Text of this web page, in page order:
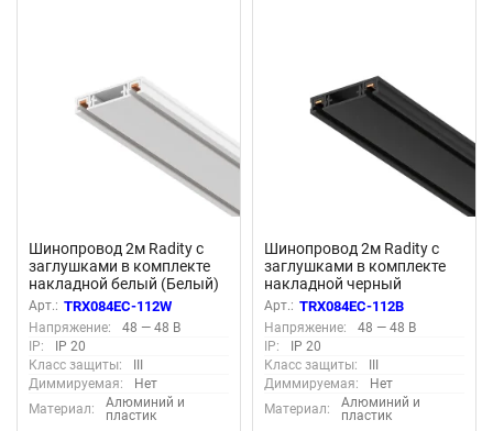
Шинопровод 2м Radity с
заглушками в комплекте
накладной белый (Белый)
TRX084EC-112W
Арт.: TRX084EC-112W
Напряжение:
48 — 48 В
IP:
IP 20
Класс защиты:
Диммируемая:
Нет
Материал:
Алюминий и
пластик
Шинопровод 2м Radity с
заглушками в комплекте
накладной черный
(Черный) TRX084EC-112B
Арт.: TRX084EC-112B
Напряжение:
48 — 48 В
IP:
IP 20
Класс защиты:
Диммируемая:
Нет
Материал:
Алюминий и
пластик